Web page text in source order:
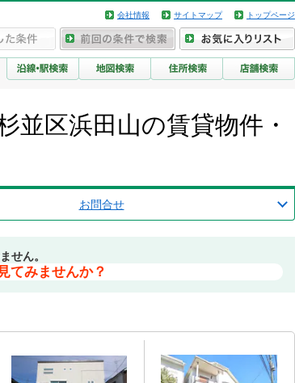
会社情報 サイトマップ トップページ
並区浜田山の賃貸物件・
お問合せ
せん。
てみませんか？